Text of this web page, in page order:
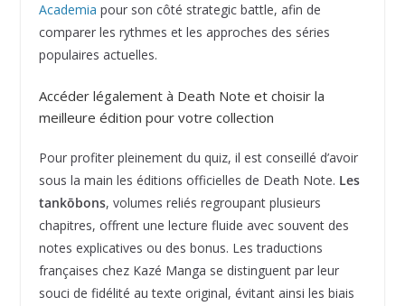
Academia pour son côté strategic battle, afin de
comparer les rythmes et les approches des séries
populaires actuelles.
Accéder légalement à Death Note et choisir la
meilleure édition pour votre collection
Pour profiter pleinement du quiz, il est conseillé d’avoir
sous la main les éditions officielles de Death Note. Les
tankōbons, volumes reliés regroupant plusieurs
chapitres, offrent une lecture fluide avec souvent des
notes explicatives ou des bonus. Les traductions
françaises chez Kazé Manga se distinguent par leur
souci de fidélité au texte original, évitant ainsi les biais